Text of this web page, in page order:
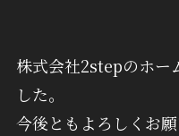
株式会社2stepのホー
した。
今後ともよろしくお願